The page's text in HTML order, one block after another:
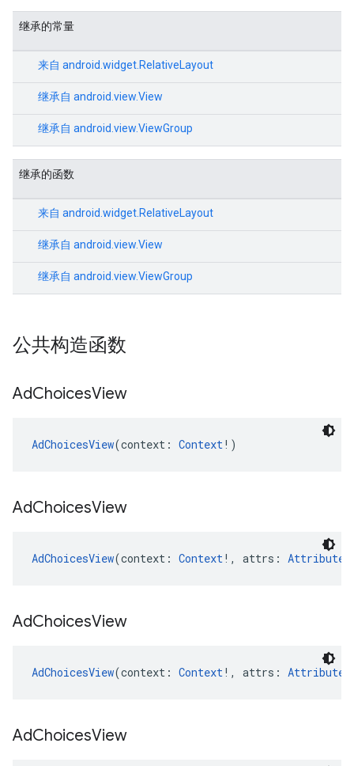
继承的常量
来自 android.widget.RelativeLayout
继承自 android.view.View
继承自 android.view.ViewGroup
继承的函数
来自 android.widget.RelativeLayout
继承自 android.view.View
继承自 android.view.ViewGroup
公共构造函数
AdChoicesView
AdChoicesView(context: Context!)
AdChoicesView
AdChoicesView(context: Context!, attrs:
AdChoicesView
AdChoicesView(context: Context!, attrs:
AdChoicesView